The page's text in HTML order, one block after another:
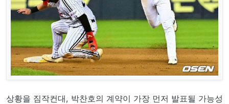
상황을 짐작컨대, 박찬호의 계약이 가장 먼저 발표될 가능성